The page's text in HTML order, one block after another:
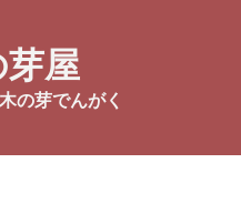
屋
の芽でんがく